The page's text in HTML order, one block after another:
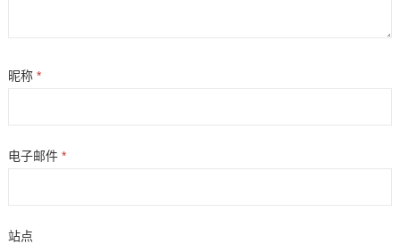
昵称 *
电子邮件 *
站点